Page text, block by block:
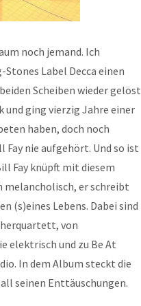
noch jemand. Ich
Label Decca einen
Scheiben wieder gelöst
und ging vierzig Jahre einer
haben, doch noch
Fay nie aufgehört. Und so ist
Fay knüpft mit diesem
melancholisch, er schreibt
(s)eines Lebens. Dabei sind
von
elektrisch und zu Be At
In dem Album steckt die
seinen Enttäuschungen.